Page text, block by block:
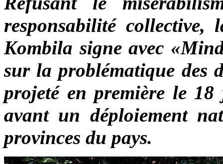
responsabilité collective,
Kombila signe avec
sur la problématique des
projeté en première le
avant un déploiement
provinces du pays.